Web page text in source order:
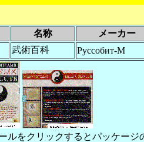
名称
メーカー
武術百科 Руссобит-М
ルをクリックするとパッケー